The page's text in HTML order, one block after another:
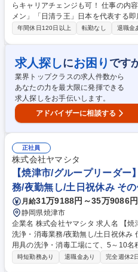
らキャリアチェンジも可！ 仕事の内容 「カップヌードル」「チキンラー
メン」「日清ラ王」日本を代表する
務課にて、工場の円滑な運営及び事
務/派遣会社対応等） ■安全衛生関連
各種書類作成/工場内安全パトロール
認業務 ■庶務業務（来客対応/従業員
理） ■官公庁対応業務 募集職種 ■【工場人事スタッフ】人材派遣業界から
キャリアチェンジも可！
年間休日120日以上 転勤なし 退職金
求人探しにお困り です
業界トップクラスの求人件数から
あなたの力を最大限に発揮できる
求人探しをお手伝いします。
アドバイザーに相談する
正社員
株式会社ヤマシタ
【焼津市/グループリーダ
務/夜勤無し/土日祝休み そ
月給31万9188円～35万9086円
静岡県焼津市
企業名 株式会社ヤマシタ 求人名 【焼津市/グループリーダー】福祉用具の
洗浄・消毒業務/夜勤無し/土日祝休み 仕事の内容 高齢化社会を支える福祉
用具の洗浄・消毒工場にて、5～10
補をお任せします。現場の作業を共
時短勤務あり 退職金あり 完全週休2